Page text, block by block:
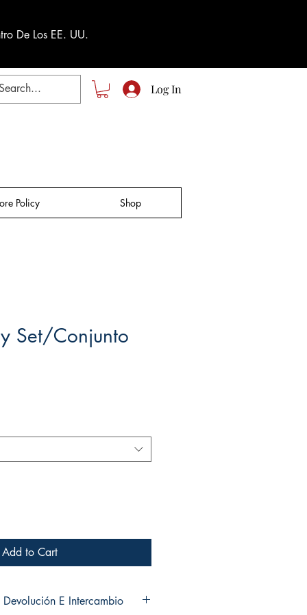
De Los EE. UU.
Log In
Policy Shop
Set/Conjunto
Add to Cart
E Intercambio